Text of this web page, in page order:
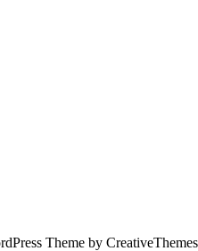
Theme by CreativeThemes